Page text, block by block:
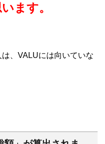
ます。
、VALUには向いていな